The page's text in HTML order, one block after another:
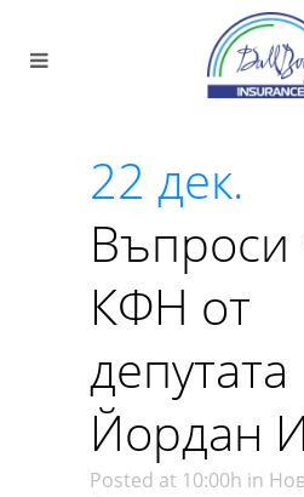
22 дек.
Въпроси
КФН от
депутата
Йордан
Posted at 10:00h in